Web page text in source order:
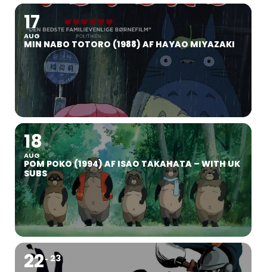
17
AUG
MIN NABO TOTORO (1988) AF HAYAO MIYAZAKI
18
AUG
POM POKO (1994) AF ISAO TAKAHATA – WITH UK
SUBS
22 23